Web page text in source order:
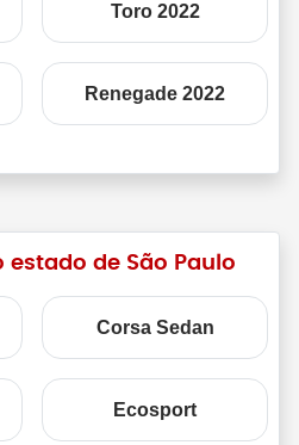
Toro 2022
Renegade 2022
estado de São Paulo
Corsa Sedan
Ecosport